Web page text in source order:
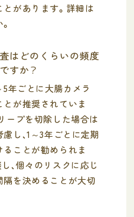
があります。詳細は
はどのくらいの頻度
すか？
5年ごとに大腸カメラ
が推奨されていま
ープを切除した場合は
し、1～3年ごとに定期
ことが勧められま
、個々のリスクに応じ
隔を決めることが大切